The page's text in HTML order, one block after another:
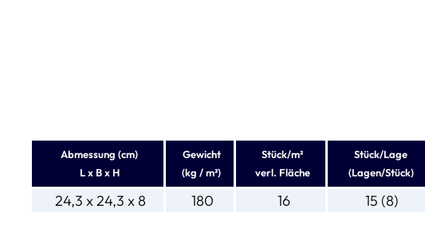
Abmessung (cm)
L x B x H
Gewicht
(kg / m²)
Stück/m²
verl. Fläche
Stück/Lage
(Lagen/Stück)
24,3 x 24,3 x 8 180 16 15 (8)